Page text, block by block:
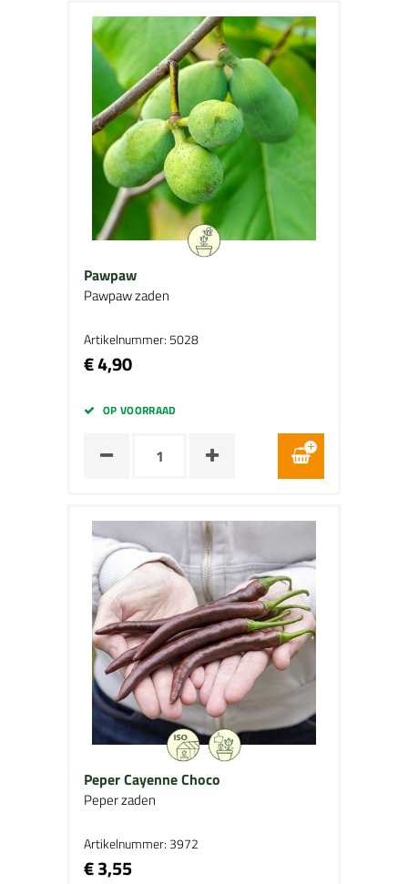
Pawpaw
Pawpaw zaden
Artikelnummer: 5028
€ 4,90
OP VOORRAAD
Peper Cayenne Choco
Peper zaden
Artikelnummer: 3972
€ 3,55